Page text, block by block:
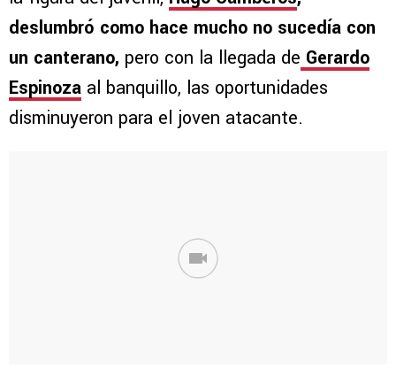
deslumbró como hace mucho no sucedía con
un canterano, pero con la llegada de Gerardo
Espinoza al banquillo, las oportunidades
disminuyeron para el joven atacante.